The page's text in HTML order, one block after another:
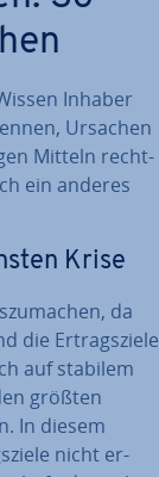
Inhaber
Ursachen
Mitteln recht­
ein anderes
Krise
da
die Er­trags­zie­le
auf stabilem
größten
In diesem
nicht er­